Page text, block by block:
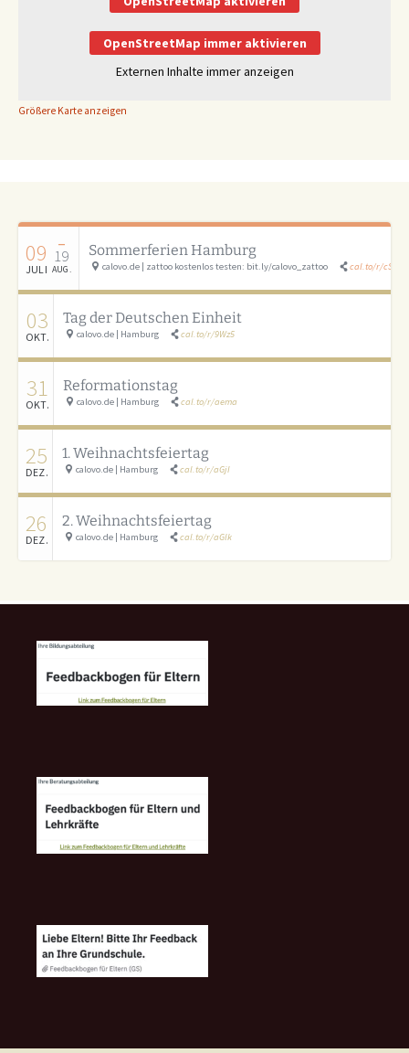
OpenStreetMap immer aktivieren
Externen Inhalte immer anzeigen
Größere Karte anzeigen
09
JULI
–
19
AUG.
Sommerferien Hamburg
calovo.de | zattoo kostenlos testen: bit.ly/calovo_zattoo cal.to/r/cSAU
03
OKT.
Tag der Deutschen Einheit
calovo.de | Hamburg cal.to/r/9Wz5
31
OKT.
Reformationstag
calovo.de | Hamburg cal.to/r/aema
25
DEZ.
1. Weihnachtsfeiertag
calovo.de | Hamburg cal.to/r/aGjI
26
DEZ.
2. Weihnachtsfeiertag
calovo.de | Hamburg cal.to/r/aGlk